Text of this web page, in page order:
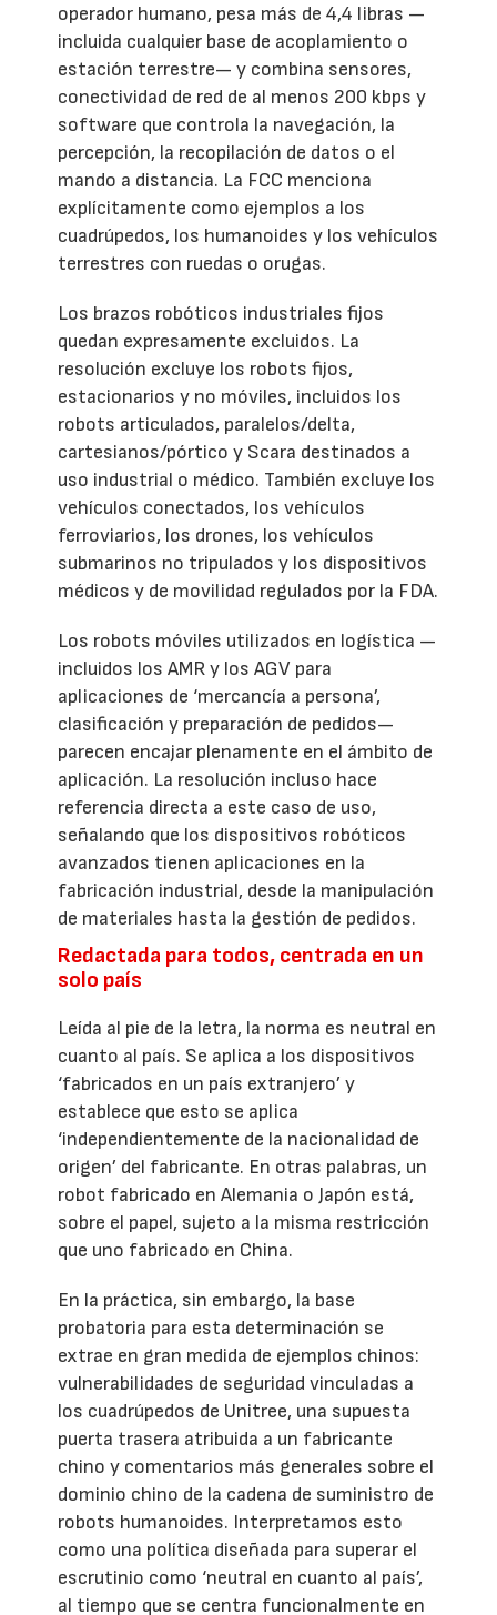
operador humano, pesa más de 4,4 libras —
incluida cualquier base de acoplamiento o
estación terrestre— y combina sensores,
conectividad de red de al menos 200 kbps y
software que controla la navegación, la
percepción, la recopilación de datos o el
mando a distancia. La FCC menciona
explícitamente como ejemplos a los
cuadrúpedos, los humanoides y los vehículos
terrestres con ruedas o orugas.
Los brazos robóticos industriales fijos
quedan expresamente excluidos. La
resolución excluye los robots fijos,
estacionarios y no móviles, incluidos los
robots articulados, paralelos/delta,
cartesianos/pórtico y Scara destinados a
uso industrial o médico. También excluye los
vehículos conectados, los vehículos
ferroviarios, los drones, los vehículos
submarinos no tripulados y los dispositivos
médicos y de movilidad regulados por la FDA.
Los robots móviles utilizados en logística —
incluidos los AMR y los AGV para
aplicaciones de ‘mercancía a persona’,
clasificación y preparación de pedidos—
parecen encajar plenamente en el ámbito de
aplicación. La resolución incluso hace
referencia directa a este caso de uso,
señalando que los dispositivos robóticos
avanzados tienen aplicaciones en la
fabricación industrial, desde la manipulación
de materiales hasta la gestión de pedidos.
Redactada para todos, centrada en un
solo país
Leída al pie de la letra, la norma es neutral en
cuanto al país. Se aplica a los dispositivos
‘fabricados en un país extranjero’ y
establece que esto se aplica
‘independientemente de la nacionalidad de
origen’ del fabricante. En otras palabras, un
robot fabricado en Alemania o Japón está,
sobre el papel, sujeto a la misma restricción
que uno fabricado en China.
En la práctica, sin embargo, la base
probatoria para esta determinación se
extrae en gran medida de ejemplos chinos:
vulnerabilidades de seguridad vinculadas a
los cuadrúpedos de Unitree, una supuesta
puerta trasera atribuida a un fabricante
chino y comentarios más generales sobre el
dominio chino de la cadena de suministro de
robots humanoides. Interpretamos esto
como una política diseñada para superar el
escrutinio como ‘neutral en cuanto al país’,
al tiempo que se centra funcionalmente en